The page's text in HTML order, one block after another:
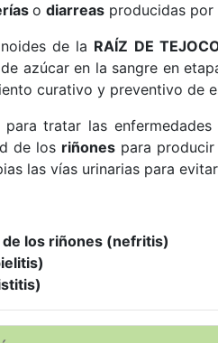
o diarreas producidas por
de la RAÍZ DE
azúcar en la sangre en
curativo y preventivo de
para tratar las
de los riñones para
las vías urinarias para
los riñones (nefritis)